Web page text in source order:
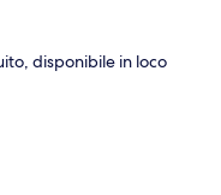
disponibile in loco